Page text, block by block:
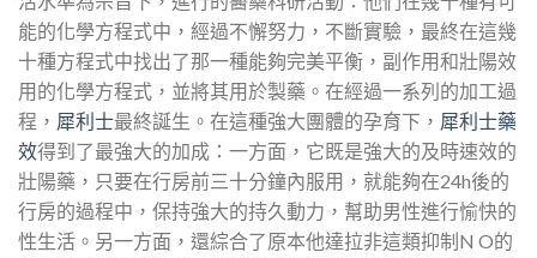
能的化學方程式中，經過不懈努力，不斷實驗，最終在這幾
十種方程式中找出了那一種能夠完美平衡，副作用和壯陽效
用的化學方程式，並將其用於製藥。在經過一系列的加工過
程， 犀利士最終誕生。在這種強大團體的孕育下， 犀利士藥
效得到了最強大的加成：一方面，它既是強大的及時速效的
壯陽藥，只要在行房前三十分鐘內服用，就能夠在24h後的
行房的過程中，保持強大的持久動力，幫助男性進行愉快的
性生活。另一方面，還綜合了原本他達拉非這類抑制N O的